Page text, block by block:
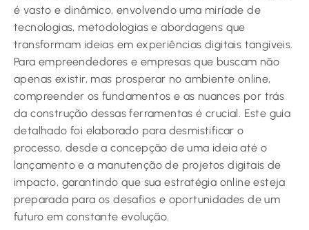
é vasto e dinâmico, envolvendo uma miríade de
tecnologias, metodologias e abordagens que
transformam ideias em experiências digitais tangíveis.
Para empreendedores e empresas que buscam não
apenas existir, mas prosperar no ambiente online,
compreender os fundamentos e as nuances por trás
da construção dessas ferramentas é crucial. Este guia
detalhado foi elaborado para desmistificar o
processo, desde a concepção de uma ideia até o
lançamento e a manutenção de projetos digitais de
impacto, garantindo que sua estratégia online esteja
preparada para os desafios e oportunidades de um
futuro em constante evolução.